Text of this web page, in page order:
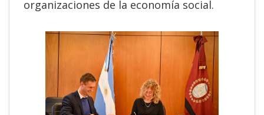
organizaciones de la economía social.